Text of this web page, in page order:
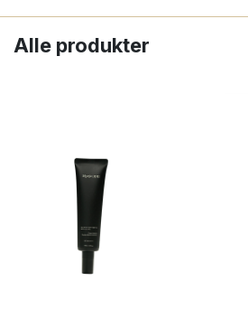
Størrelse
DKK
Alle produkter